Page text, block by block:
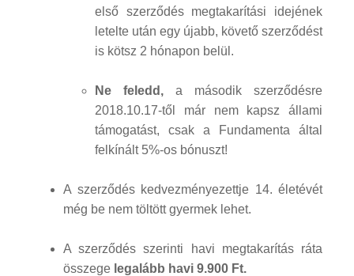
első szerződés megtakarítási idejének
letelte után egy újabb, követő szerződést
is kötsz 2 hónapon belül.
Ne feledd, a második szerződésre
2018.10.17-től már nem kapsz állami
támogatást, csak a Fundamenta által
felkínált 5%-os bónuszt!
A szerződés kedvezményezettje 14. életévét
még be nem töltött gyermek lehet.
A szerződés szerinti havi megtakarítás ráta
összege legalább havi 9.900 Ft.